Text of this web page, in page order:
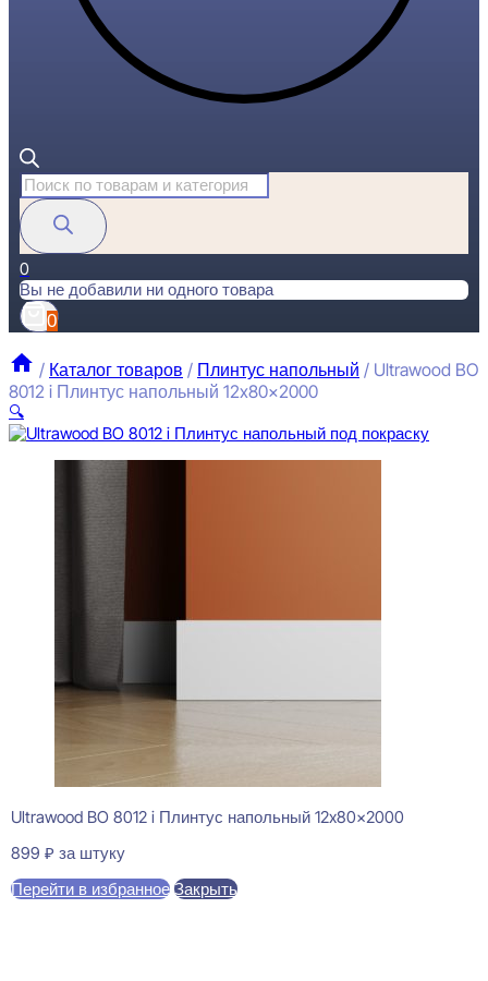
Поиск
товаров
0
Вы не добавили ни одного товара
0
/ Каталог товаров / Плинтус напольный / Ultrawood BO
8012 i Плинтус напольный 12x80x2000
🔍
Ultrawood BO 8012 i Плинтус напольный 12x80x2000
899 ₽ за штуку
Перейти в избранное Закрыть